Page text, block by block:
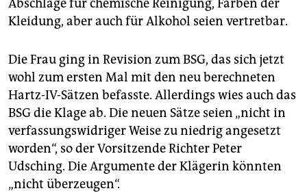
Abschläge für chemische Reinigung, Färben der
Kleidung, aber auch für Alkohol seien vertretbar.
Die Frau ging in Revision zum BSG, das sich jetzt
wohl zum ersten Mal mit den neu berechneten
Hartz-IV-Sätzen befasste. Allerdings wies auch das
BSG die Klage ab. Die neuen Sätze seien „nicht in
verfassungswidriger Weise zu niedrig angesetzt
worden“, so der Vorsitzende Richter Peter
Udsching. Die Argumente der Klägerin könnten
„nicht überzeugen“.